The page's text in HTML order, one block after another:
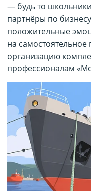
— будь то
партнёры по
положительные
на
организацию
профессионалам